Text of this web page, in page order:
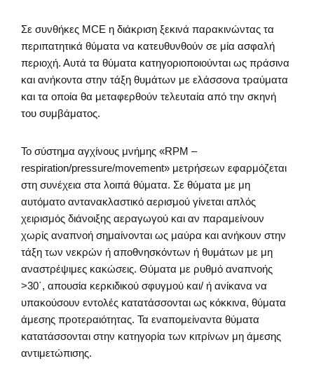
Σε συνθήκες MCE η διάκριση ξεκινά παρακινώντας τα
περιπατητικά θύματα να κατευθυνθούν σε μία ασφαλή
περιοχή. Αυτά τα θύματα κατηγοριοποιούνται ως πράσινα
και ανήκοντα στην τάξη θυμάτων με ελάσσονα τραύματα
και τα οποία θα μεταφερθούν τελευταία από την σκηνή
του συμβάματος.
Το σύστημα αγχίνους μνήμης «RPM –
respiration/pressure/movement» μετρήσεων εφαρμόζεται
στη συνέχεια στα λοιπά θύματα. Σε θύματα με μη
αυτόματο αντανακλαστικό αερισμού γίνεται απλός
χειρισμός διάνοιξης αεραγωγού και αν παραμείνουν
χωρίς αναπνοή σημαίνονται ως μαύρα και ανήκουν στην
τάξη των νεκρών ή αποθνησκόντων ή θυμάτων με μη
αναστρέψιμες κακώσεις. Θύματα με ρυθμό αναπνοής
>30΄, απουσία κερκιδικού σφυγμού και/ ή ανίκανα να
υπακούσουν εντολές κατατάσσονται ως κόκκινα, θύματα
άμεσης προτεραιότητας. Τα εναπομείναντα θύματα
κατατάσσονται στην κατηγορία των κιτρίνων μη άμεσης
αντιμετώπισης.